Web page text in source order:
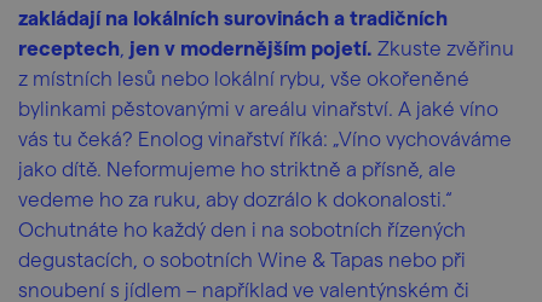
zakládají na lokálních surovinách a tradičních
receptech jen v modernějším pojetí. Zkuste zvěřinu
z místních lesů nebo lokální rybu, vše okořeněné
bylinkami pěstovanými v areálu vinařství. A jaké víno
vás tu čeká? Enolog vinařství říká: „Víno vychováváme
jako dítě. Neformujeme ho striktně a přísně, ale
vedeme ho za ruku, aby dozrálo k dokonalosti.“
Ochutnáte ho každý den i na sobotních řízených
degustacích, o sobotních Wine & Tapas nebo při
snoubení s jídlem – například ve valentýnském či